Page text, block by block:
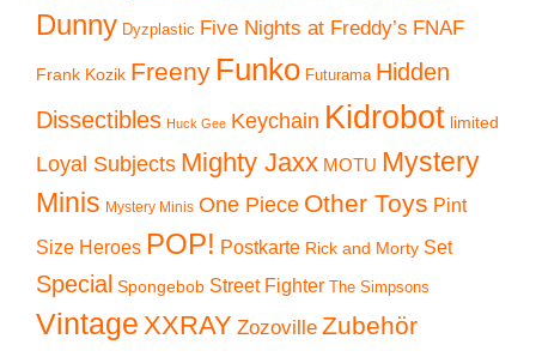
Dunny Dyzplastic Five Nights at Freddy’s FNAF
Frank Kozik Freeny Funko Futurama Hidden
Dissectibles Huck Gee Keychain Kidrobot limited
Loyal Subjects Mighty Jaxx MOTU Mystery
Minis Mystery Minis One Piece Other Toys Pint
Size Heroes POP! Postkarte Rick and Morty Set
Special Spongebob Street Fighter The Simpsons
Vintage XXRAY Zozoville Zubehör